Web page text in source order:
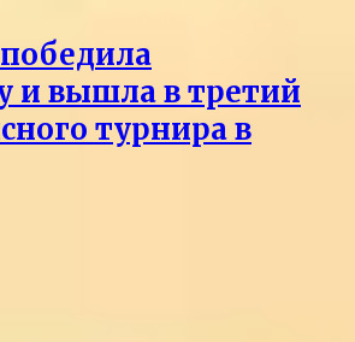
и вышла в третий
турнира в